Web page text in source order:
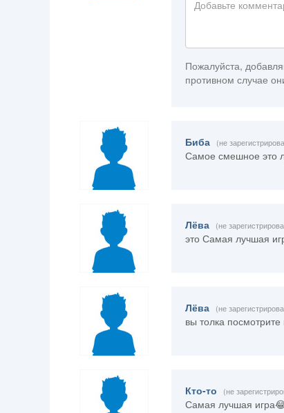
Пожалуйста,
противном случае
Биба (не
Самое смешное это
Лёва (не
это Самая лучшая
Лёва (не
вы толка
Кто-то (не
Самая лучшая